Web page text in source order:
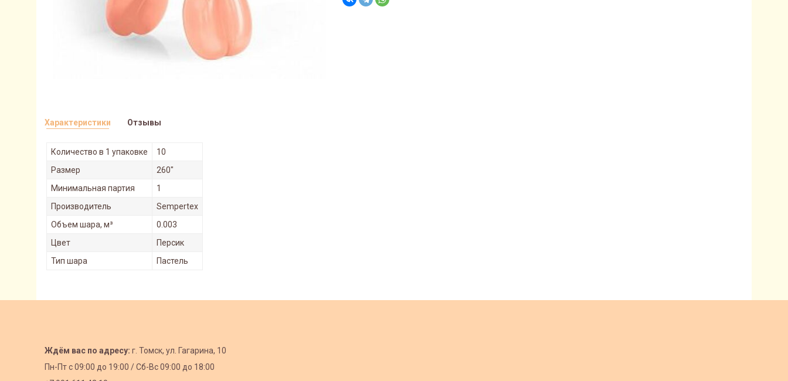
Характеристики
Количество в 1 упаковке
10
Размер
260"
Минимальная партия
1
Производитель
Sempertex
Объем шара, м³
0.003
Цвет
Персик
Тип шара
Пастель
Отзывы
Ждём вас по адресу: г. Томск, ул. Гагарина, 10
Пн-Пт с09:00 до 19:00 /Сб-Вс 09:00 до 18:00